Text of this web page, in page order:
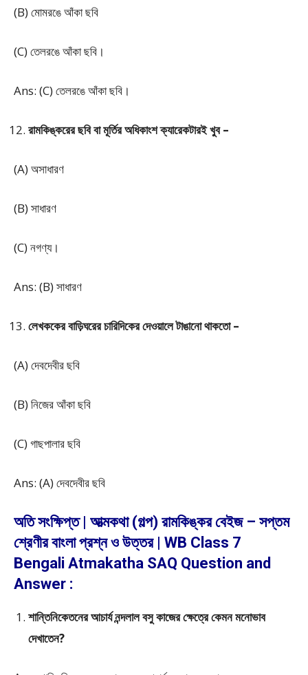
(B) মোমরঙে আঁকা ছবি
(C) তেলরঙে আঁকা ছবি।
Ans: (C) তেলরঙে আঁকা ছবি।
রামকিঙ্করের ছবি বা মূর্তির অধিকাংশ ক্যারেকটারই খুব –
(A) অসাধারণ
(B) সাধারণ
(C) নগণ্য।
Ans: (B) সাধারণ
লেখককের বাড়িঘরের চারিদিকের দেওয়ালে টাঙানো থাকতো –
(A) দেবদেবীর ছবি
(B) নিজের আঁকা ছবি
(C) গাছপালার ছবি
Ans: (A) দেবদেবীর ছবি
অতি সংক্ষিপ্ত | আত্মকথা (গল্প) রামকিঙ্কর বেইজ – সপ্তম
শ্রেণীর বাংলা প্রশ্ন ও উত্তর | WB Class 7
Bengali Atmakatha SAQ Question and
Answer :
শান্তিনিকেতনের আচার্য নন্দলাল বসু কাজের ক্ষেত্রে কেমন মনোভাব
দেখাতেন?